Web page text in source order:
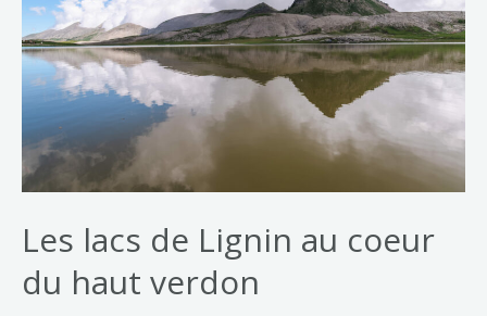
Les lacs de Lignin au coeur
du haut verdon